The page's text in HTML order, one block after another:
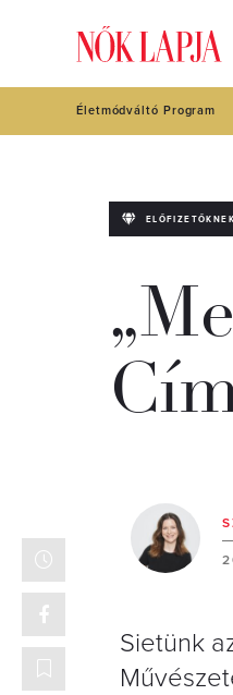
Életmódváltó Program
ELŐFIZETŐKNEK
Sietünk